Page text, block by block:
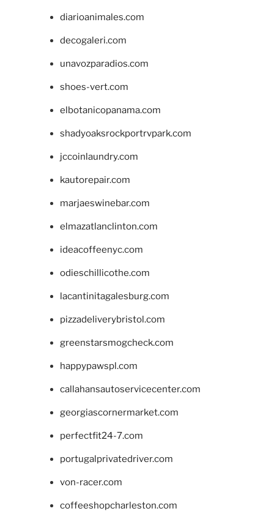
diarioanimales.com
decogaleri.com
unavozparadios.com
shoes-vert.com
elbotanicopanama.com
shadyoaksrockportrvpark.com
jccoinlaundry.com
kautorepair.com
marjaeswinebar.com
elmazatlanclinton.com
ideacoffeenyc.com
odieschillicothe.com
lacantinitagalesburg.com
pizzadeliverybristol.com
greenstarsmogcheck.com
happypawspl.com
callahansautoservicecenter.com
georgiascornermarket.com
perfectfit24-7.com
portugalprivatedriver.com
von-racer.com
coffeeshopcharleston.com